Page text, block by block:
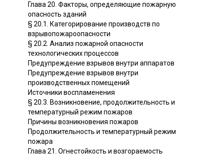
Глава 20. Факторы, определяющие пожарную
опасность зданий
§ 20.1. Категорирование производств по
взрывопожароопасности
§ 20.2. Анализ пожарной опасности
технологических процессов
Предупреждение взрывов внутри аппаратов
Предупреждение взрывов внутри
производственных помещений
Источники воспламенения
§ 20.3. Возникновение, продолжительность и
температурный режим пожаров
Причины возникновения пожаров
Продолжительность и температурный режим
пожара
Глава 21. Огнестойкость и возгораемость